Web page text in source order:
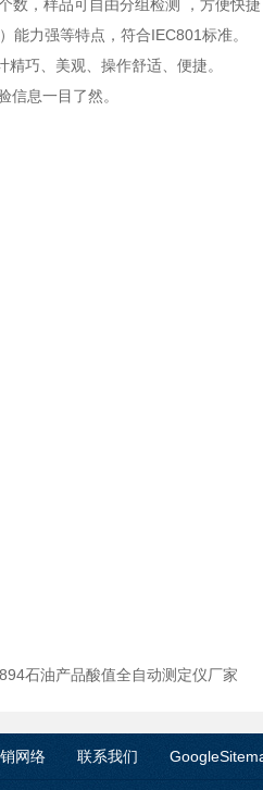
样品可自由分组检测 ，方便快捷
力强等特点，符合IEC801标准。
巧、美观、操作舒适、便捷。
息一目了然。
石油产品酸值全自动测定仪厂家
网络 联系我们